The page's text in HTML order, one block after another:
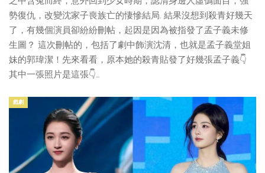
勢復仇，改變沈家子喪族亡的悽慘結局. 結果沒想到殺青好幾天
了，有幾個演員卻紛紛刪帖，起因是因為被指發了孟子義未修
生圖？ 這次刪帖的，包括了劇中飾演沈清，也就是孟子義堂姐
妹的郭瑋潔！先來看看，原本她的殺青貼發了好幾張孟子義👇
其中一張照片是這張👇…
戲劇